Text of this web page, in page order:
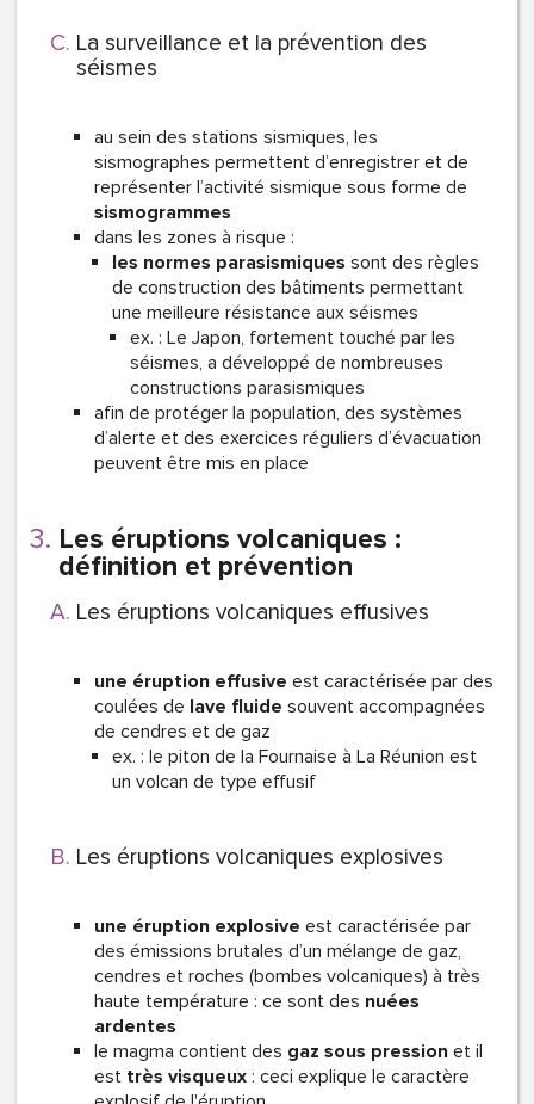
La surveillance et la prévention des
séismes
au sein des stations sismiques, les
sismographes permettent d’enregistrer et de
représenter l’activité sismique sous forme de
sismogrammes
dans les zones à risque :
les normes parasismiques sont des règles
de construction des bâtiments permettant
une meilleure résistance aux séismes
ex. : Le Japon, fortement touché par les
séismes, a développé de nombreuses
constructions parasismiques
afin de protéger la population, des systèmes
d’alerte et des exercices réguliers d’évacuation
peuvent être mis en place
Les éruptions volcaniques :
définition et prévention
Les éruptions volcaniques effusives
une éruption effusive est caractérisée par des
coulées de lave fluide souvent accompagnées
de cendres et de gaz
ex. : le piton de la Fournaise à La Réunion est
un volcan de type effusif
Les éruptions volcaniques explosives
une éruption explosive est caractérisée par
des émissions brutales d’un mélange de gaz,
cendres et roches (bombes volcaniques) à très
haute température : ce sont des nuées
ardentes
le magma contient des gaz sous pression et il
est très visqueux : ceci explique le caractère